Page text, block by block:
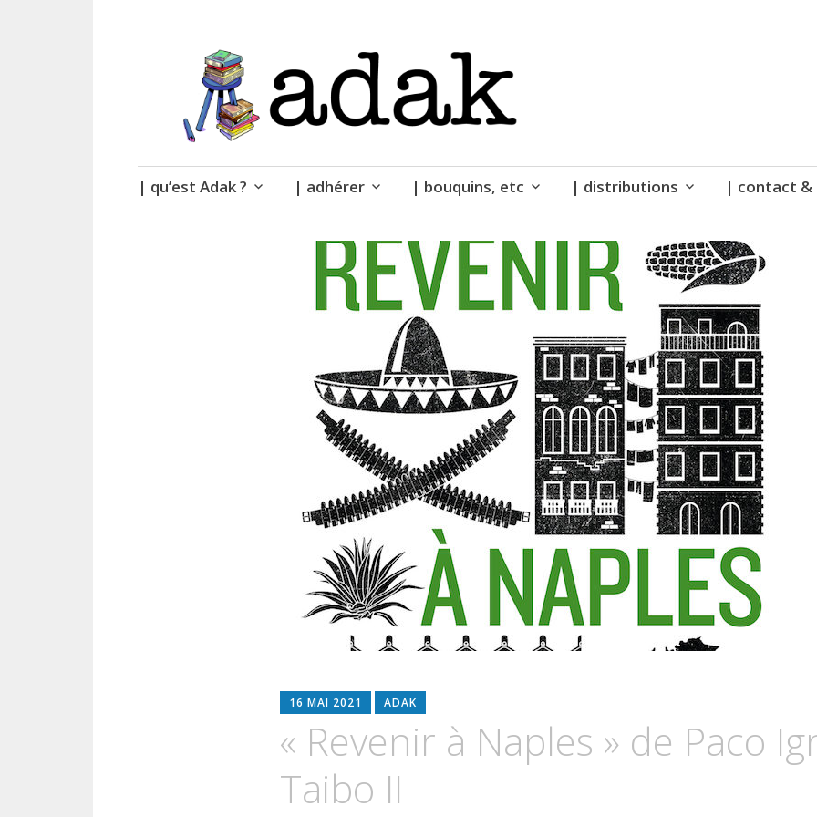
adak
| des livres.
Accéder
au
| qu’est Adak ? | adhérer | bouquins, etc | distributions | contact &
16 MAI 2021 ADAK
« Revenir à Naples » de Paco
Taibo II